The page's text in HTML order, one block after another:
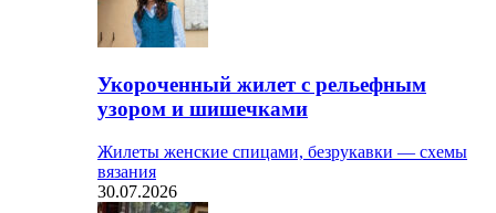
Укороченный жилет с рельефным
узором и шишечками
Жилеты женские спицами, безрукавки — схемы
вязания
30.07.2026